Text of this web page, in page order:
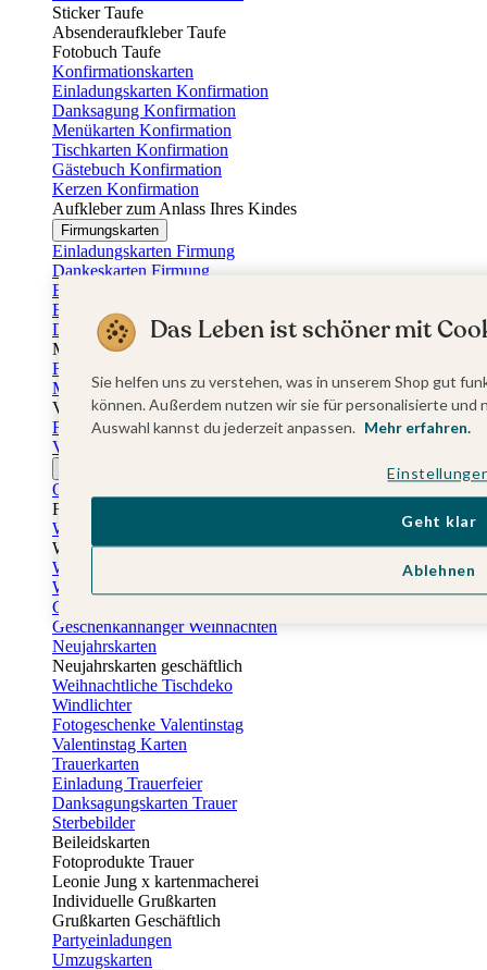
Sticker Taufe
Absenderaufkleber Taufe
Fotobuch Taufe
Konfirmationskarten
Einladungskarten Konfirmation
Danksagung Konfirmation
Menükarten Konfirmation
Tischkarten Konfirmation
Gästebuch Konfirmation
Kerzen Konfirmation
Aufkleber zum Anlass Ihres Kindes
Firmungskarten
Einladungskarten Firmung
Dankeskarten Firmung
Einschulungskarten
Einladungskarten Einschulung
Danksagung Einschulung
Muttertag
Fotogeschenke Muttertag
Muttertagskarten
Vatertag
Fotogeschenke Vatertag
Vatertagskarten
Osterkarten
Fotogeschenke zu Ostern
Weihnachtskarten
Weihnachtskarten selbst gestalten
Weihnachtskarten geschäftlich
Weihnachtsfeier Einladungen
Geschenkaufkleber Weihnachten
Geschenkanhänger Weihnachten
Neujahrskarten
Neujahrskarten geschäftlich
Weihnachtliche Tischdeko
Windlichter
Fotogeschenke Valentinstag
Valentinstag Karten
Trauerkarten
Einladung Trauerfeier
Danksagungskarten Trauer
Sterbebilder
Beileidskarten
Fotoprodukte Trauer
Leonie Jung x kartenmacherei
Individuelle Grußkarten
Grußkarten Geschäftlich
Partyeinladungen
Umzugskarten
Das Leben ist schöner mit
Sie helfen uns zu verstehen, was in unserem Shop gut
können. Außerdem nutzen wir sie für personalisierte
Auswahl kannst du jederzeit anpassen. Mehr erfahren.
Ablehnen
Geht klar